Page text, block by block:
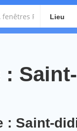
Lieu
Saint-